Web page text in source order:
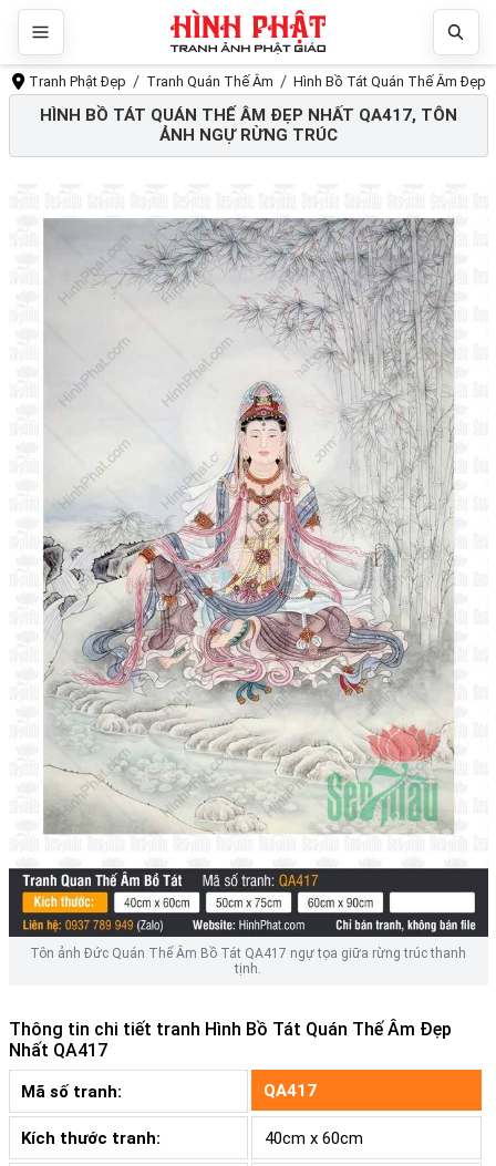
Tranh Phật Đẹp Tranh Quán Thế Âm Hình Bồ Tát Quán Thế Âm Đẹp
HÌNH BỒ TÁT QUÁN THẾ ÂM ĐẸP NHẤT QA417, TÔN
ẢNH NGỰ RỪNG TRÚC
Tôn ảnh Đức Quán Thế Âm Bồ Tát QA417 ngự tọa giữa rừng trúc thanh
tịnh.
Thông tin chi tiết tranh Hình Bồ Tát Quán Thế Âm Đẹp
Nhất QA417
Mã số tranh: QA417
Kích thước tranh: 40cm x 60cm